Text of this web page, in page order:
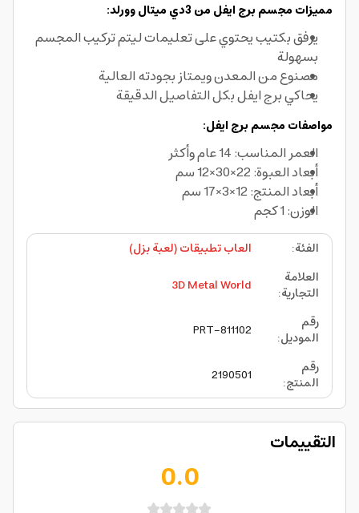
مميزات مجسم برج ايفل من 3دي ميتال وورلد:
يرفق بكتيب يحتوي على تعليمات ليتم تركيب المجسم
بسهولة
مصنوع من المعدن ويمتاز بجودته العالية
يحاكي برج ايفل بكل التفاصيل الدقيقة
مواصفات مجسم برج ايفل:
العمر المناسب: 14 عام وأكثر
أبعاد العبوة: 22×30×12 سم
أبعاد المنتج: 12×3×17 سم
الوزن: 1 كجم
الفئة:
العاب تطبيقات (لعبة بزل)
العلامة
التجارية:
3D Metal World
رقم
الموديل:
PRT-811102
رقم
المنتج:
2190501
التقييمات
0.0